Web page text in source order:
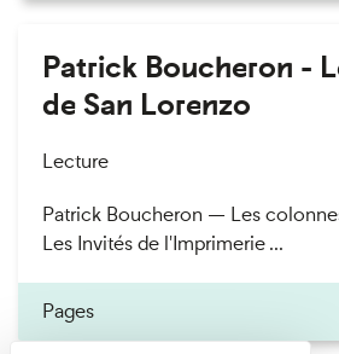
Patrick Boucheron -
de San Lorenzo
Lecture
Patrick Boucheron — Les
Les Invités de l'Imprimerie ...
Pages